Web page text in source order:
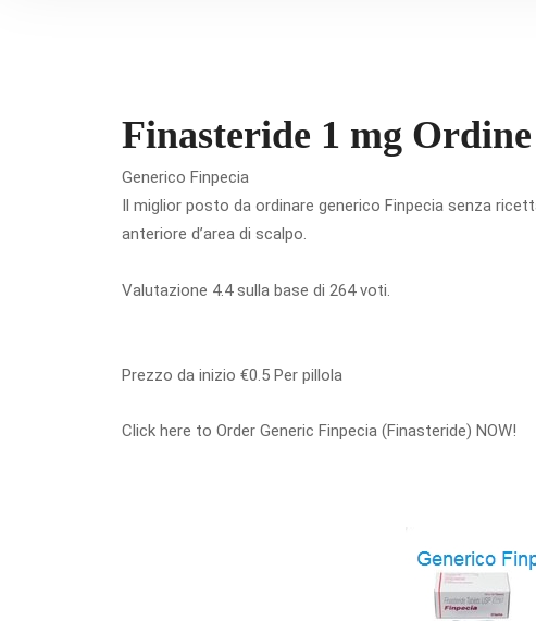
Finasteride 1 mg
Generico Finpecia
Il miglior posto da ordinare generico Finpecia senza
anteriore d’area di scalpo.
Valutazione 4.4sulla base di 264voti.
Prezzo da inizio €0.5 Per pillola
Click here to Order Generic Finpecia (Finasteride) NOW!